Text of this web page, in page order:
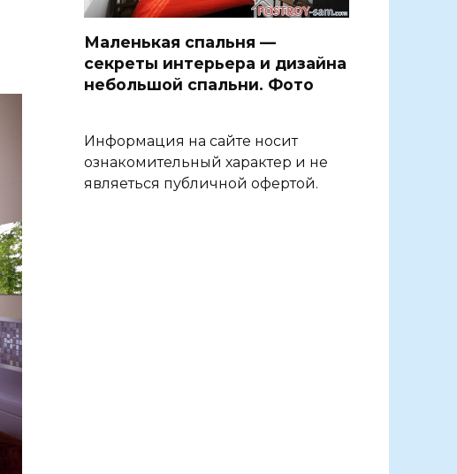
Маленькая спальня —
секреты интерьера и дизайна
небольшой спальни. Фото
Информация на сайте носит
ознакомительный характер и не
являеться публичной офертой.